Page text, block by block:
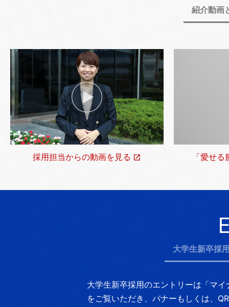
紹介動画
採用担当からの動画を見る 「愛せ
大学生新卒採
大学生新卒採用のエントリーは「マ
をご覧いただき、 バナーもしくは、